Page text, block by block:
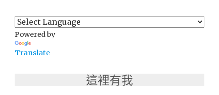
Powered by
Translate
這裡有我